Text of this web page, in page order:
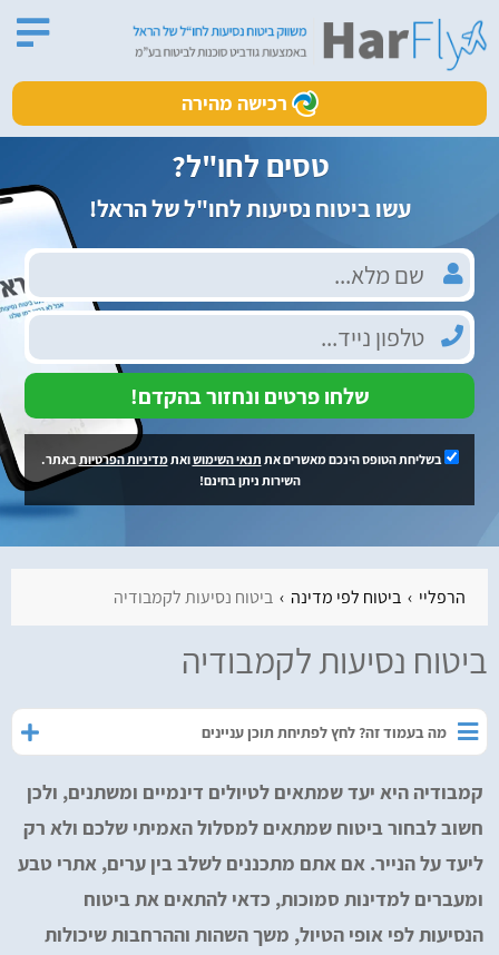
רכישה מהירה
טסים לחו"ל?
עשו ביטוח נסיעות לחו"ל של הראל!
שלחו פרטים ונחזור בהקדם!
בשליחת הטופס הינכם מאשרים את תנאי השימושואתמדיניות הפרטיותבאתר.
השירות ניתן בחינם!
הרפליי ביטוח לפי מדינה ביטוח נסיעות לקמבודיה
ביטוח נסיעות לקמבודיה
מה בעמוד זה? לחץ לפתיחת תוכן עניינים
קמבודיה היא יעד שמתאים לטיולים דינמיים ומשתנים, ולכן
חשוב לבחור ביטוח שמתאים למסלול האמיתי שלכם ולא רק
ליעד על הנייר. אם אתם מתכננים לשלב בין ערים, אתרי טבע
ומעברים למדינות סמוכות, כדאי להתאים את ביטוח
הנסיעות לפי אופי הטיול, משך השהות וההרחבות שיכולות